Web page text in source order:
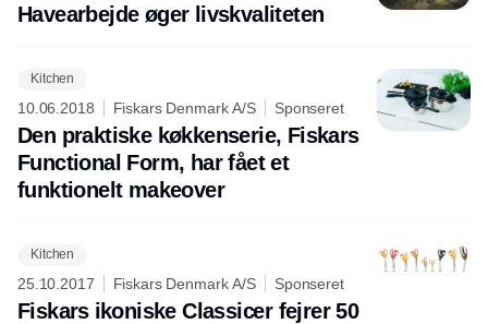
Havearbejde øger livskvaliteten
Kitchen
10.06.2018 Fiskars Denmark A/S Sponseret
Den praktiske køkkenserie, Fiskars
Functional Form, har fået et
funktionelt makeover
Kitchen
25.10.2017 Fiskars Denmark A/S Sponseret
Fiskars ikoniske Classicer fejrer 50